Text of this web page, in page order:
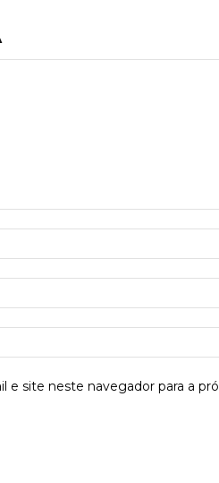
e site neste navegador para a